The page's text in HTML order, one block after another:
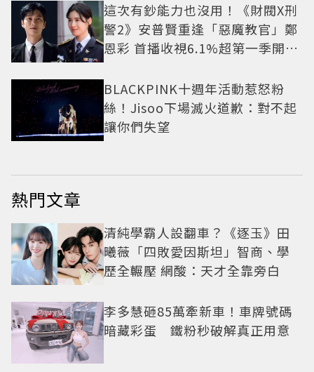
這次有鈔能力也沒用！《財閥X刑
警2》安普賢重逢「惡魔教官」鄭
恩彩 首播收視6.1%超第一季開紅
BLACKPINK十週年活動惹怒粉
絲！Jisoo下場滅火道歉：對不起
讓你們失望
熱門文章
清純學霸人設翻車？《逐玉》田
曦薇「四敗愛因斯坦」智商、學
歷全輾壓 網酸：天才全靠旁白
李多慧砸85萬牽新車！車牌號碼
暗藏彩蛋 鐵粉秒破解真正用意